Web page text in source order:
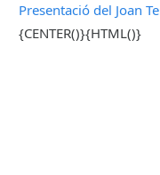
Presentació del Joan
{CENTER()}{HTML()}